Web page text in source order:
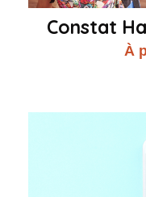
Constat
À